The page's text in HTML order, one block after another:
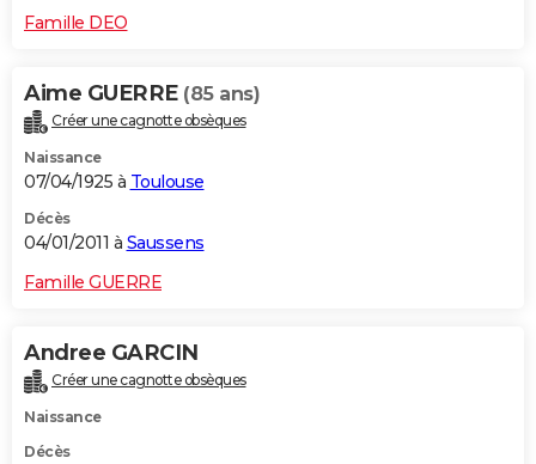
Famille DEO
Aime GUERRE (85 ans)
Créer une cagnotte obsèques
Naissance
07/04/1925 à Toulouse
Décès
04/01/2011 à Saussens
Famille GUERRE
Andree GARCIN
Créer une cagnotte obsèques
Naissance
Décès